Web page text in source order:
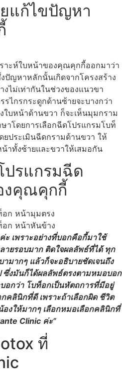
แก้ไขปัญหา
าะห์ใบหน้าของคุณคุกกี้ออกมาว่า
ปัญหาหลักนั้นเกิดจากโครงสร้าง
ไม่เท่ากันในช่วงของแนวขา
รไกรกระดูกด้านซ้ายจะบางกว่า
ใบหน้าด้านขวา ก็จะเห็นมุมกราม
าโดยการเลือกฉีดโปรแกรมโบท็
ประเมินฉีดกรามด้านขวา ให้
าทั้งซ้ายและขวาให้เสมอกัน
ปรแกรมฉีด
งคุณคุกกี้
ะ เพราะอย่างที่บอกคือกี้มาใช้
ายรอบมาก ติดใจผลลัพธ์ที่ได้ ทุก
มากๆ แล้วก็จะอธิบายชัดเจนถึง
ซึ่งมันก็ได้ผลลัพธ์ตรงตามหมอบอก
อกว่า โบท็อกเป็นหัตถการที่มีอยู่
คลินิกที่ดี เพราะถ้าเลือกผิด ชีวิต
องให้มากๆ เลือกหมอเลือกคลินิกที่
Clinic ค่ะ”
ที่